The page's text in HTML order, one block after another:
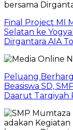
Final Project MI
Selatan ke
Dirgantara AIA
Peluang
Beasiswa SD,
Daarut Tarqiyah